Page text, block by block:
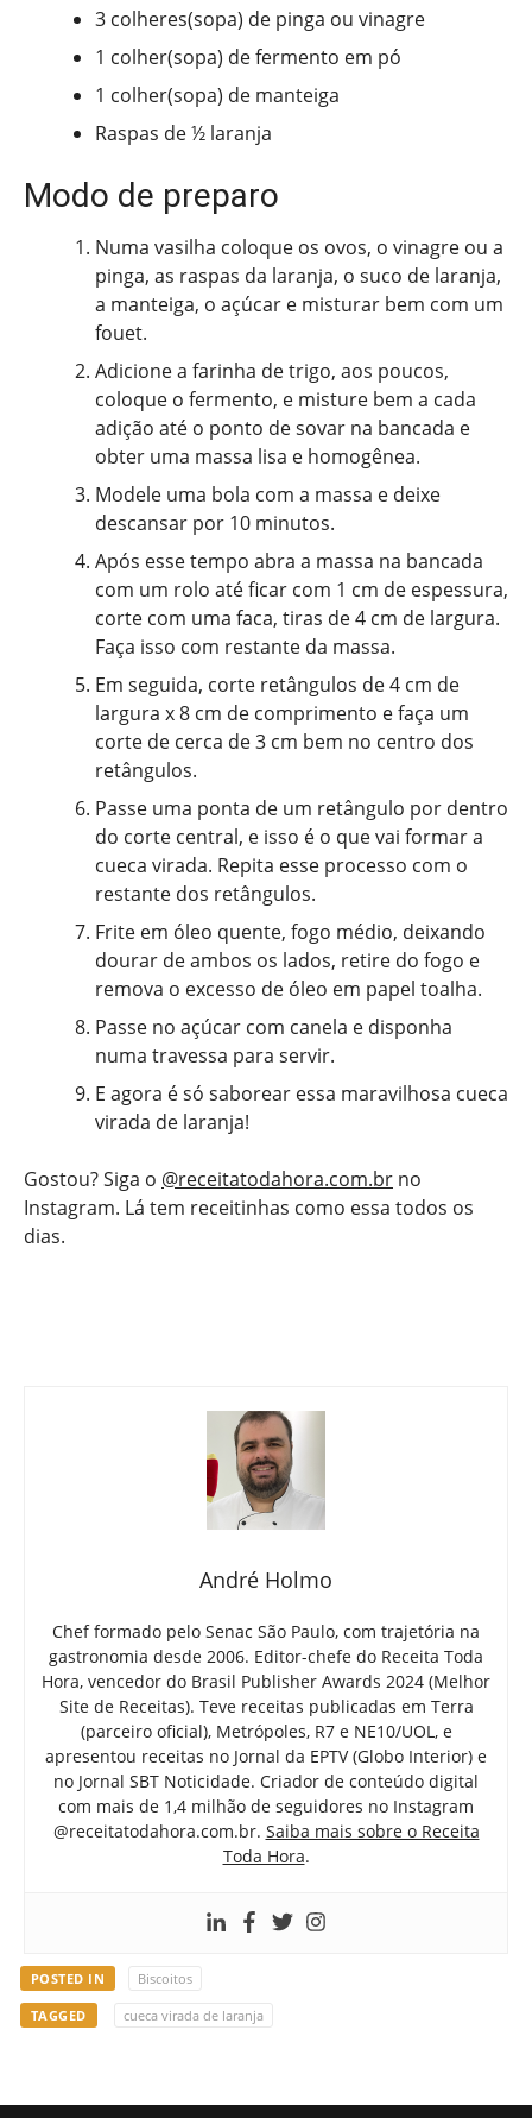
3 colheres(sopa) de pinga ou vinagre
1 colher(sopa) de fermento em pó
1 colher(sopa) de manteiga
Raspas de ½ laranja
Modo de preparo
Numa vasilha coloque os ovos, o vinagre ou a
pinga, as raspas da laranja, o suco de laranja,
a manteiga, o açúcar e misturar bem com um
fouet.
Adicione a farinha de trigo, aos poucos,
coloque o fermento, e misture bem a cada
adição até o ponto de sovar na bancada e
obter uma massa lisa e homogênea.
Modele uma bola com a massa e deixe
descansar por 10 minutos.
Após esse tempo abra a massa na bancada
com um rolo até ficar com 1 cm de espessura,
corte com uma faca, tiras de 4 cm de largura.
Faça isso com restante da massa.
Em seguida, corte retângulos de 4 cm de
largura x 8 cm de comprimento e faça um
corte de cerca de 3 cm bem no centro dos
retângulos.
Passe uma ponta de um retângulo por dentro
do corte central, e isso é o que vai formar a
cueca virada. Repita esse processo com o
restante dos retângulos.
Frite em óleo quente, fogo médio, deixando
dourar de ambos os lados, retire do fogo e
remova o excesso de óleo em papel toalha.
Passe no açúcar com canela e disponha
numa travessa para servir.
E agora é só saborear essa maravilhosa cueca
virada de laranja!
Gostou? Siga o @receitatodahora.com.br no
Instagram. Lá tem receitinhas como essa todos os
dias.
André Holmo
Chef formado pelo Senac São Paulo, com trajetória na
gastronomia desde 2006. Editor-chefe do Receita Toda
Hora, vencedor do Brasil Publisher Awards 2024 (Melhor
Site de Receitas). Teve receitas publicadas em Terra
(parceiro oficial), Metrópoles, R7 e NE10/UOL, e
apresentou receitas no Jornal da EPTV (Globo Interior) e
no Jornal SBT Noticidade. Criador de conteúdo digital
com mais de 1,4 milhão de seguidores no Instagram
@receitatodahora.com.br. Saiba mais sobre o Receita
Toda Hora.
POSTED IN Biscoitos
TAGGED cueca virada de laranja